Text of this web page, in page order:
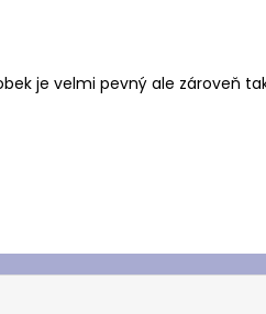
je velmi pevný ale zároveň